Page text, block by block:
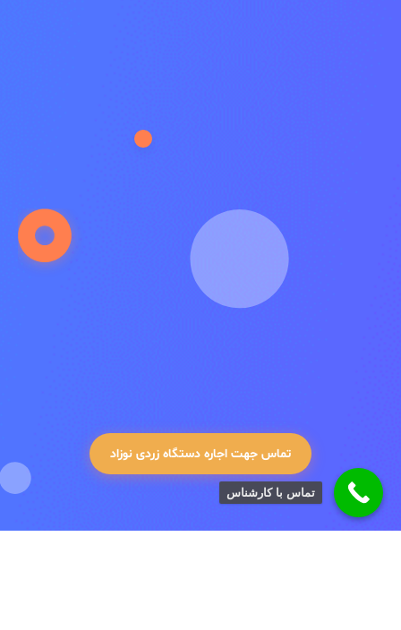
تماس با ما
معتبرترین مرکز اجاره دستگاه زردی
نوزاد
تماس جهت اجاره دستگاه زردی نوزاد
تماس با کارشناس